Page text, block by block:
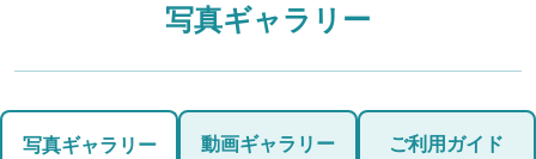
写真ギャラリー
写真ギャラリー 動画ギャラリー ご利用ガイド